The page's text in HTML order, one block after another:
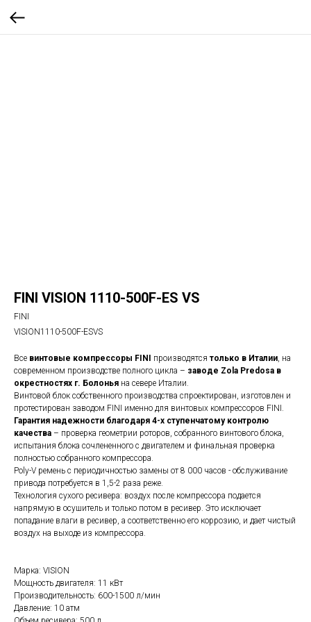
FINI VISION 1110-500F-ES VS
FINI
VISION1110-500F-ESVS
Все винтовые компрессоры FINI производятся только в Италии, на
современном производстве полного цикла – заводе Zola Predosa в
окрестностях г. Болонья на севере Италии.
Винтовой блок собственного производства спроектирован, изготовлен и
протестирован заводом FINI именно для винтовых компрессоров FINI.
Гарантия надежности благодаря 4-х ступенчатому контролю
качества – проверка геометрии роторов, собранного винтового блока,
испытания блока сочлененного с двигателем и финальная проверка
полностью собранного компрессора.
Poly-V ремень с периодичностью замены от 8 000 часов - обслуживание
привода потребуется в 1,5-2 раза реже.
Технология сухого ресивера: воздух после компрессора подается
напрямую в осушитель и только потом в ресивер. Это исключает
попадание влаги в ресивер, а соответственно его коррозию, и дает чистый
воздух на выходе из компрессора.
Марка: VISION
Мощность двигателя: 11 кВт
Производительность: 600-1500 л/мин
Давление: 10 атм